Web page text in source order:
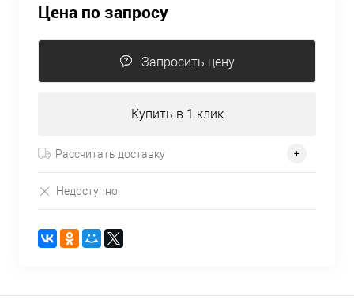
Цена по запросу
Запросить цену
Купить в 1 клик
Рассчитать доставку
Недоступно